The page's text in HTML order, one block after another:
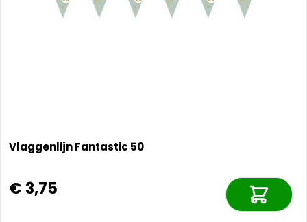
Vlaggenlijn Fantastic 50
€ 3,75